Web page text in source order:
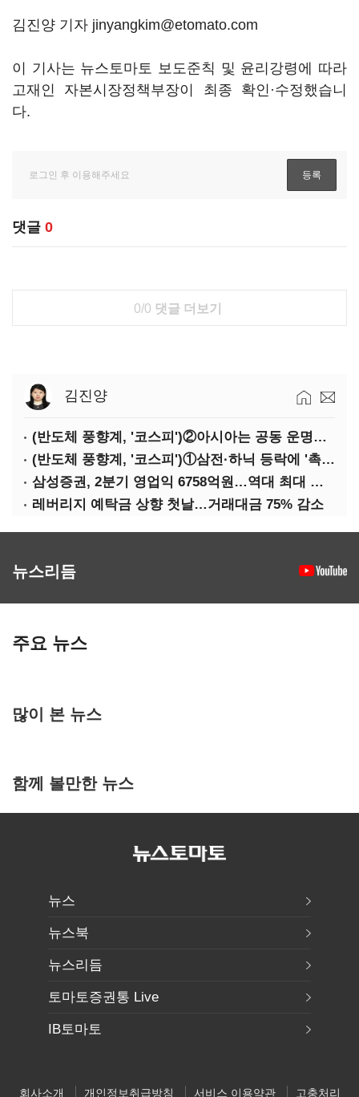
김진양 기자 jinyangkim@etomato.com
이 기사는 뉴스토마토 보도준칙 및 윤리강령에 따라
고재인 자본시장정책부장이 최종 확인·수정했습니
다.
댓글 0
0/0 댓글 더보기
김진양
(반도체 풍향계, '코스피')②아시아는 공동 운명체?…일본·대만도 '동반 출렁'
(반도체 풍향계, '코스피')①삼전·하닉 등락에 '촉각'…코스피·나스닥 '한 몸'
삼성증권, 2분기 영업익 6758억원…역대 최대 경신
레버리지 예탁금 상향 첫날…거래대금 75% 감소
뉴스리듬
주요 뉴스
많이 본 뉴스
함께 볼만한 뉴스
뉴스
뉴스북
뉴스리듬
토마토증권통 Live
IB토마토
회사소개 개인정보취급방침 서비스 이용약관 고충처리